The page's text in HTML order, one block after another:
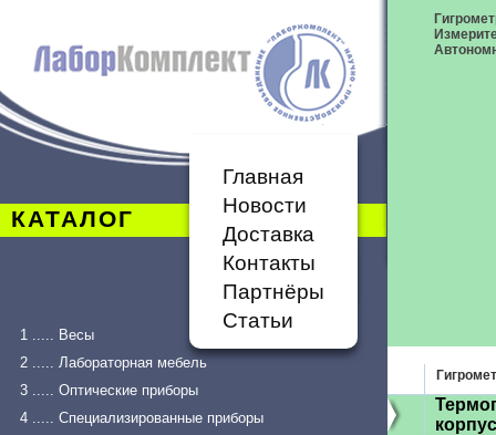
КАТАЛОГ
Главная
Новости
Доставка
Контакты
Партнёры
Статьи
1 ..... Весы
2 ..... Лабораторная мебель
3 ..... Оптические приборы
4 ..... Специализированные приборы